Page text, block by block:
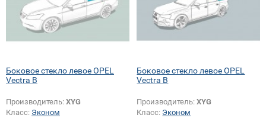
Боковое стекло левое OPEL
Vectra B
Производитель: XYG
Класс: Эконом
Боковое стекло левое OPEL
Vectra B
Производитель:XYG
Класс: Эконом